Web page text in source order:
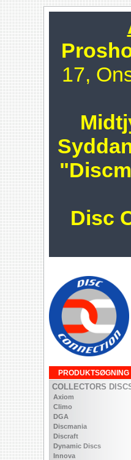
17,
Disc
PRODUKTSØGNING
COLLECTORS
Axiom
Climo
DGA
Discmania
Discraft
Dynamic Discs
Innova